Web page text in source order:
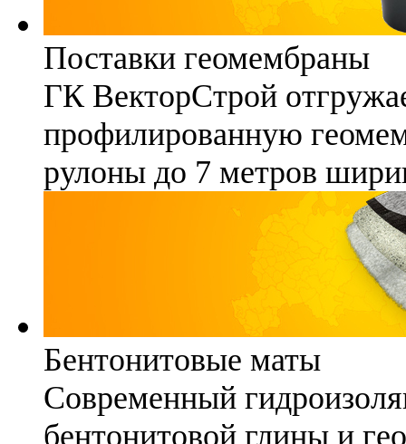
Поставки геомембраны
ГК ВекторСтрой
профилированную
рулоны до 7 метров
Бентонитовые маты
Современный
бентонитовой глины и